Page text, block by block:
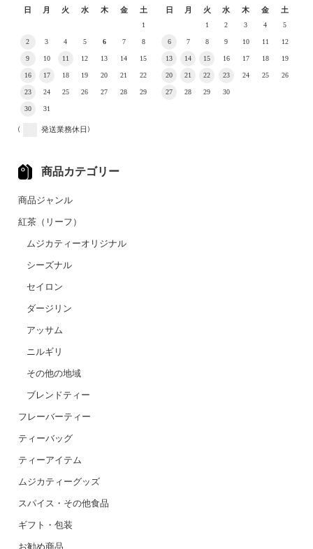
日 月 火 水 木 金 土
1
2 3 4 5 6 7 8
9 10 11 12 13 14 15
16 17 18 19 20 21 22
23 24 25 26 27 28 29
30 31
日 月 火 水 木 金 土
1 2 3 4 5
6 7 8 9 10 11 12
13 14 15 16 17 18 19
20 21 22 23 24 25 26
27 28 29 30
( 発送業務休日)
商品カテゴリー
商品ジャンル
紅茶（リーフ）
ムジカティーオリジナル
シーズナル
セイロン
ダージリン
アッサム
ニルギリ
その他の地域
ブレンドティー
フレーバーティー
ティーバッグ
ティーアイテム
ムジカティーグッズ
スパイス・その他食品
ギフト・包装
お勧め商品